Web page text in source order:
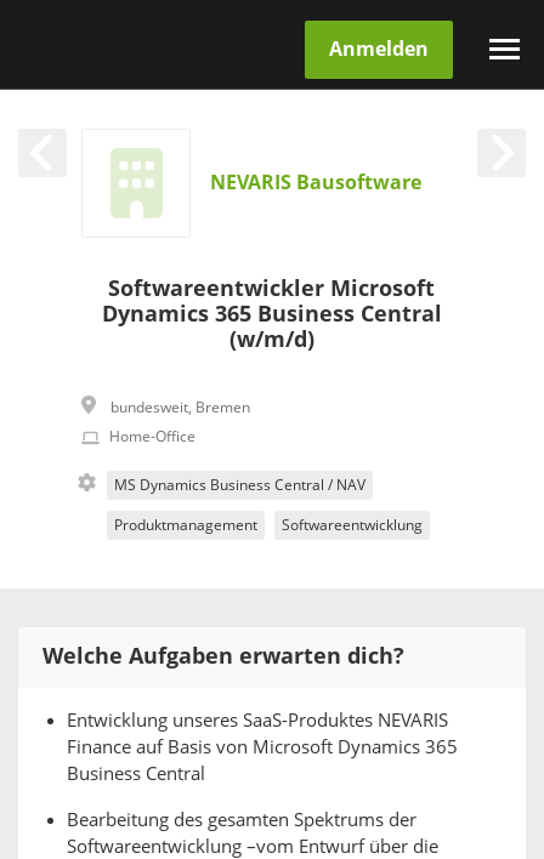
Anmelden
NEVARIS Bausoftware
Softwareentwickler Microsoft
Dynamics 365 Business Central
(w/m/d)
bundesweit, Bremen
Home-Office
MS Dynamics Business Central / NAV
Produktmanagement Softwareentwicklung
Welche Aufgaben erwarten dich?
Entwicklung unseres SaaS-Produktes NEVARIS
Finance auf Basis von Microsoft Dynamics 365
Business Central
Bearbeitung des gesamten Spektrums der
Softwareentwicklung –vom Entwurf über die